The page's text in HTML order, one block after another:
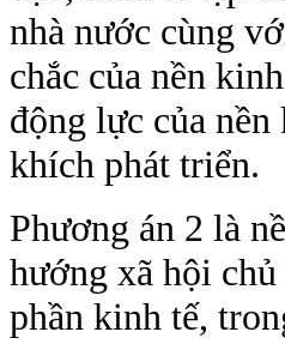
nhà nước cùng
chắc của nền
động lực của
khích phát triển.
Phương án 2 là
hướng xã hội
phần kinh tế,